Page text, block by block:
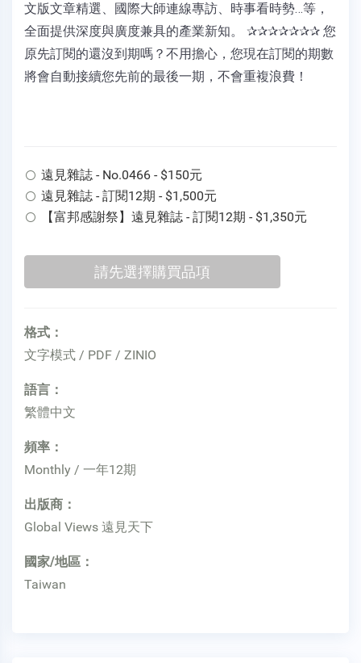
文版文章精選、國際大師連線專訪、時事看時勢…等，
全面提供深度與廣度兼具的產業新知。 ✰✰✰✰✰✰✰ 您
原先訂閱的還沒到期嗎？不用擔心，您現在訂閱的期數
將會自動接續您先前的最後一期，不會重複浪費！
遠見雜誌 - No.0466 - $150元
遠見雜誌 - 訂閱12期 - $1,500元
【富邦感謝祭】遠見雜誌 - 訂閱12期 - $1,350元
格式：
文字模式 / PDF / ZINIO
語言：
繁體中文
頻率：
Monthly / 一年12期
出版商：
Global Views 遠見天下
國家/地區：
Taiwan